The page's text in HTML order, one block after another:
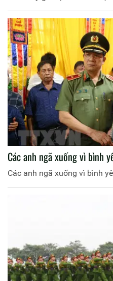
Các anh ngã xuống vì bình
Các anh ngã xuống vì bình